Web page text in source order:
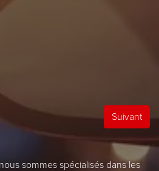
Suivant
sommes spécialisés dans les